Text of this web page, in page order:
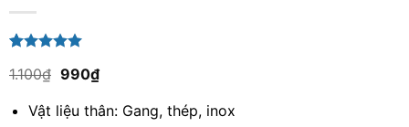
dựa trên
1.100₫ Giá
là:
1.100₫.
990₫Giá
hiện
tại
là:
Vật liệu thân: Gang, thép, inox